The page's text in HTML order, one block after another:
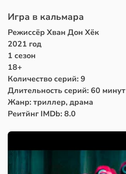
Игра в кальмара
Режиссёр Хван Дон Хёк
2021 год
1 сезон
18+
Количество серий: 9
Длительность серий: 60 минут
Жанр: триллер, драма
Реитйнг IMDb: 8.0